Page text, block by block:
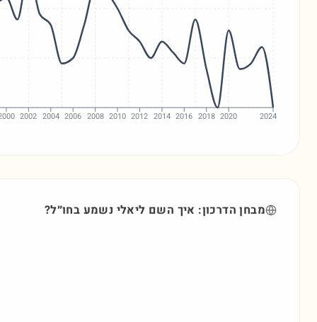
2002 2004 2006 2008 2010 2012 2014 2016 2018 2020 2024
מבחן הדרכון: איך השם ליאלי נשמע בחו״ל?